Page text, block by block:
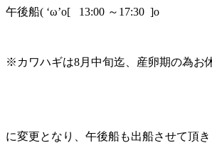
午後船( ‘ω’o[ 13:00 ～17:30 ]o
※カワハギは8月中旬迄、産卵期の為お
に変更となり、午後船も出船させて頂き